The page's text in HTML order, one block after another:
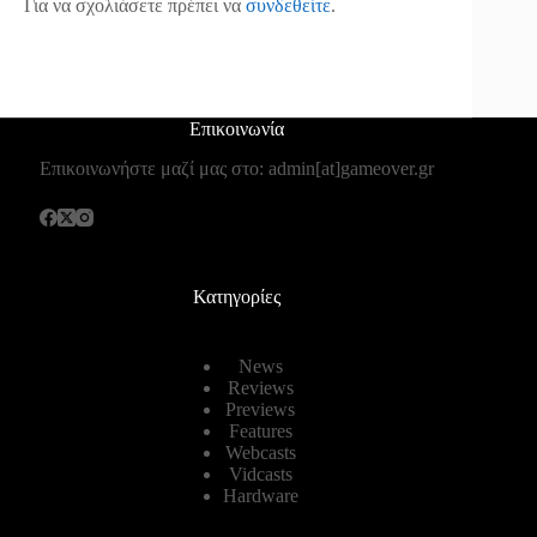
Για να σχολιάσετε πρέπει να συνδεθείτε.
Επικοινωνία
Επικοινωνήστε μαζί μας στο: admin[at]gameover.gr
Κατηγορίες
News
Reviews
Previews
Features
Webcasts
Vidcasts
Hardware